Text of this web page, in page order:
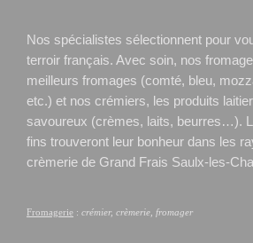
Nos spécialistes sélectionnent pour
terroir français. Avec soin, nos
meilleurs fromages (comté, bleu,
etc.) et nos crémiers, les produits
savoureux (crèmes, laits, beurres…).
fins trouveront leur bonheur dans les
crèmerie de Grand Frais Saulx-les-
Fromagerie : crémier, crèmerie, fromager